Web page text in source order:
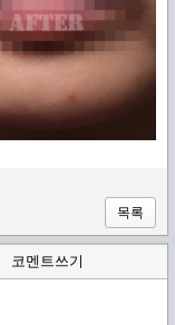
목록
코멘트쓰기